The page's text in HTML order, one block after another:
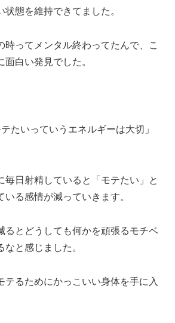
状態を維持できてました。
時ってメンタル終わってたんで、こ
白い発見でした。
たいっていうエネルギーは大切」
毎日射精していると「モテたい」と
る感情が減っていきます。
るとどうしても何かを頑張るモチベ
と感じました。
テるためにかっこいい身体を手に入